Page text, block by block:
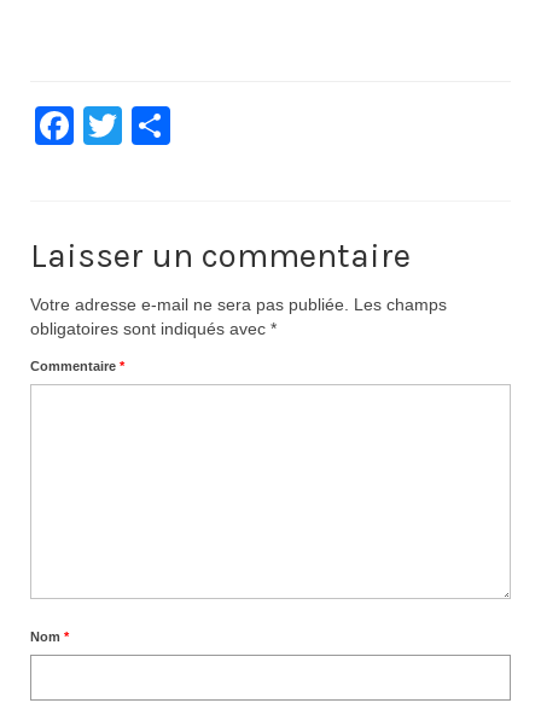
Loisirs
Route, Piste, Cyclo-cross
Plan d’entraînement 2026
Nos organisations de la saison
Facebook
Twitter
Laisser un commentaire
Votre adresse e-mail ne sera pas publiée. Les champs
obligatoires sont indiqués avec *
Commentaire *
Nom *